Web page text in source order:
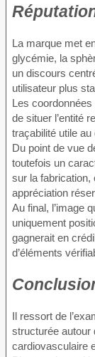
La marque met
glycémie, la
un discours
utilisateur plus
Les
de situer l’entité
traçabilité utile
Du point de vue
toutefois un
sur la fabrication,
appréciation
Au final, l’image
uniquement
gagnerait en
d’éléments
Il ressort de
structurée autour
cardiovasculaire